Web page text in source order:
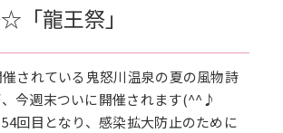
「龍王祭」
されている鬼怒川温泉の夏の風物詩
、今週末ついに開催されます(^^♪
54回目となり、感染拡大防止のために